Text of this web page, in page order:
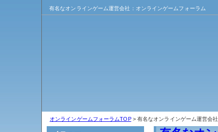
有名なオンラインゲーム運営会社：オンラインゲームフォーラム
オンラインゲームフォーラムTOP> 有名なオンラインゲーム運営会社